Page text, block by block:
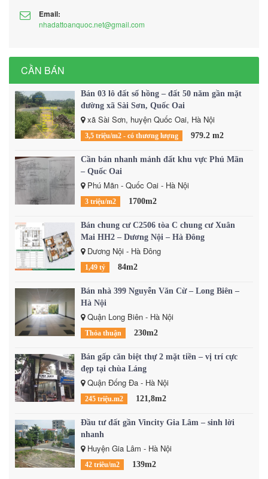
Email:
nhadattoanquoc.net@gmail.com
CẦN BÁN
Bán 03 lô đất sổ hồng – đất 50 năm gần mặt
đường xã Sài Sơn, Quốc Oai
xã Sài Sơn, huyện Quốc Oai, Hà Nội
3,5 triệu/m2 - có thương lượng 979.2 m2
Cần bán nhanh mảnh đất khu vực Phú Mãn
– Quốc Oai
Phú Mãn - Quốc Oai - Hà Nội
3 triệu/m2 1700m2
Bán chung cư C2506 tòa C chung cư Xuân
Mai HH2 – Dương Nội – Hà Đông
Dương Nội - Hà Đông
1,49 tỷ 84m2
Bán nhà 399 Nguyễn Văn Cừ – Long Biên –
Hà Nội
Quận Long Biên - Hà Nội
Thỏa thuận 230m2
Bán gấp căn biệt thự 2 mặt tiền – vị trí cực
đẹp tại chùa Láng
Quận Đống Đa - Hà Nội
245 triệu.m2 121,8m2
Đầu tư đất gần Vincity Gia Lâm – sinh lời
nhanh
Huyện Gia Lâm - Hà Nội
42 triêu/m2 139m2